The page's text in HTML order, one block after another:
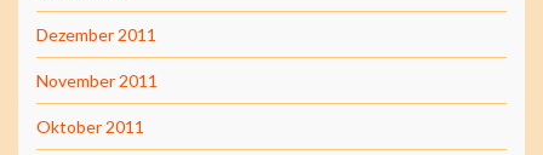
Dezember 2011
November 2011
Oktober 2011